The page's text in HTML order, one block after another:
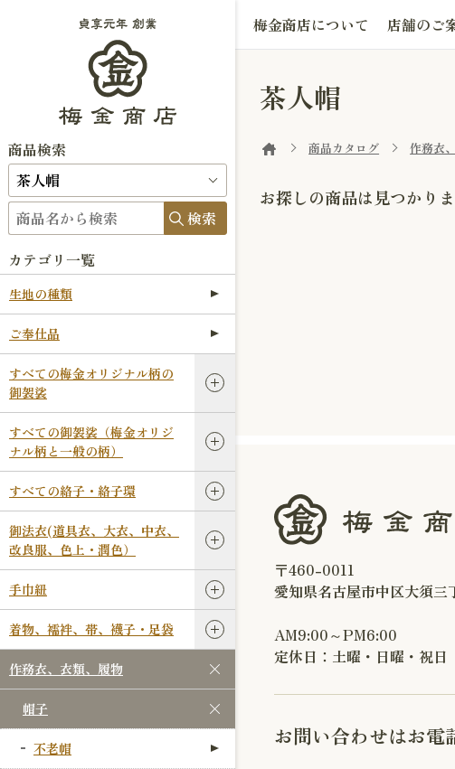
商品検索
検索
カテゴリ一覧
生地の種類
ご奉仕品
すべての梅金オリジナル柄の
御袈裟
すべての御袈裟（梅金オリジ
ナル柄と一般の柄）
すべての絡子・絡子環
御法衣(道具衣、大衣、中衣、
改良服、色上・潤色）
手巾紐
着物、襦袢、帯、襪子・足袋
作務衣、衣類、履物
帽子
不老帽
梅金商店について 店舗のご
茶人帽
商品カタログ 作務衣
お探しの商品は見つかり
〒460-0011
愛知県名古屋市中区大須三
AM9:00～PM6:00
定休日：土曜・日曜・祝日
お問い合わせはお電